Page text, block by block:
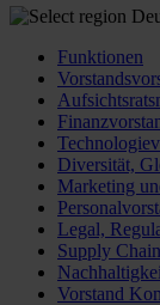
Funktionen
Diversität,
Marketing
Legal,
Supply
Vorstand